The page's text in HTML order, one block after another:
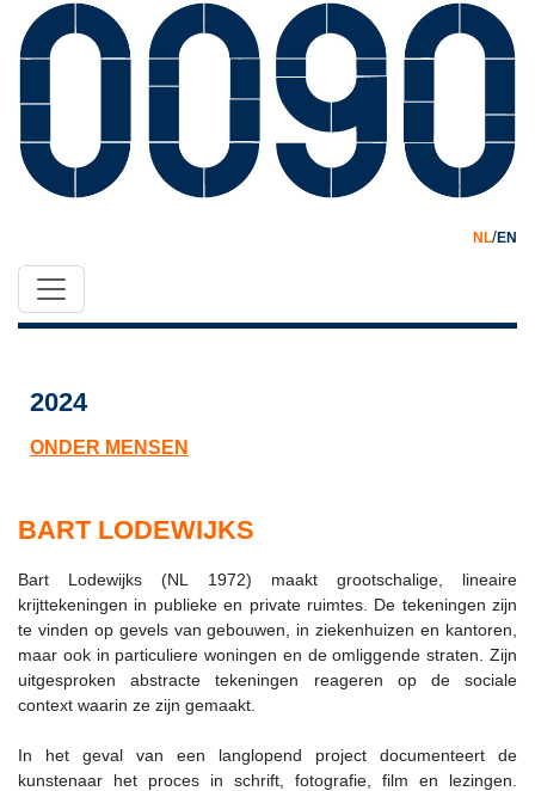
NL/EN
2024
ONDER MENSEN
BART LODEWIJKS
Bart Lodewijks (NL 1972) maakt grootschalige, lineaire
krijttekeningen in publieke en private ruimtes. De tekeningen zijn
te vinden op gevels van gebouwen, in ziekenhuizen en kantoren,
maar ook in particuliere woningen en de omliggende straten. Zijn
uitgesproken abstracte tekeningen reageren op de sociale
context waarin ze zijn gemaakt.
In het geval van een langlopend project documenteert de
kunstenaar het proces in schrift, fotografie, film en lezingen.